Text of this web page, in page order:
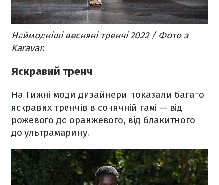
Наймодніші весняні тренчі 2022 / Фото з
Karavan
Яскравий тренч
На Тижні моди дизайнери показали багато
яскравих тренчів в сонячній гамі — від
рожевого до оранжевого, від блакитного
до ультрамарину.